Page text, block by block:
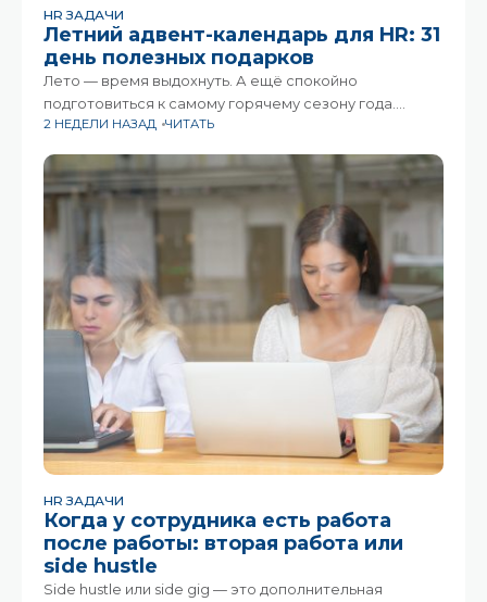
HR ЗАДАЧИ
Летний адвент-календарь для HR: 31
день полезных подарков
Лето — время выдохнуть. А ещё спокойно
подготовиться к самому горячему сезону года.
Сентябрь для HR традиционно про десятки и сотни
встретить его
2 НЕДЕЛИ НАЗАД ЧИТАТЬ
HR ЗАДАЧИ
Когда у сотрудника есть работа
после работы: вторая работа или
side hustle
Side hustle или side gig — это дополнительная